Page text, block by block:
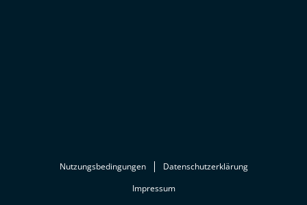
Nutzungsbedingungen
Datenschutzerklärung
Impressum